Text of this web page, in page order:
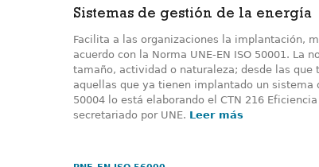
Sistemas de gestión de la energía
Facilita a las organizaciones la implantación,
acuerdo con la Norma UNE-EN ISO 50001. La
tamaño, actividad o naturaleza; desde las
aquellas que ya tienen implantado un sistema
50004 lo está elaborando el CTN 216
secretariado por UNE. Leer más